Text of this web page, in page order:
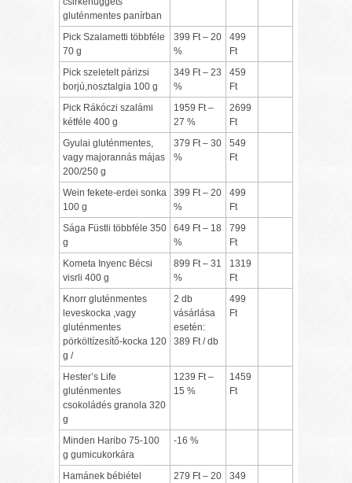
gluténmentes panírban
Pick Szalametti többféle
70 g
399 Ft – 20
%
499
Ft
Pick szeletelt párizsi
borjú,nosztalgia 100 g
349 Ft – 23
%
459
Ft
Pick Rákóczi szalámi
kétféle 400 g
1959 Ft –
27 %
2699
Ft
Gyulai gluténmentes,
vagy majorannás májas
200/250 g
379 Ft – 30
%
549
Ft
Wein fekete-erdei sonka
100 g
399 Ft – 20
%
499
Ft
Sága Füstli többféle 350
g
649 Ft – 18
%
799
Ft
Kometa Inyenc Bécsi
visrli 400 g
899 Ft – 31
%
1319
Ft
Knorr gluténmentes
leveskocka ,vagy
gluténmentes
pörköltízesítő-kocka 120
g /
2 db
vásárlása
esetén:
389 Ft / db
499
Ft
Hester’s Life
gluténmentes
csokoládés granola 320
g
1239 Ft –
15 %
1459
Ft
Minden Haribo 75-100
g gumicukorkára
-16 %
Hamánek bébiétel
279 Ft – 20
349